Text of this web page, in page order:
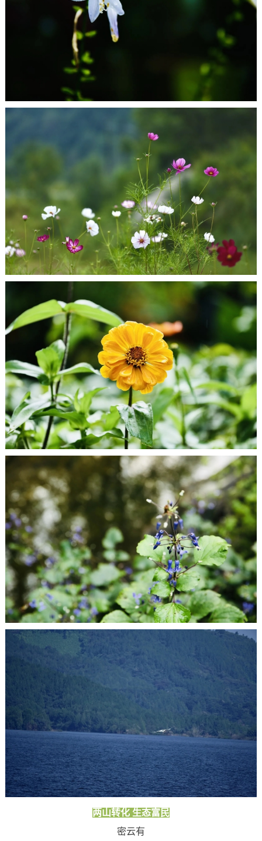
两山转化 生态富民
密云有